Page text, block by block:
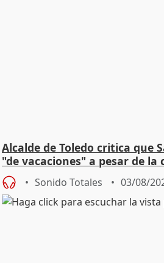
Alcalde de Toledo critica que
"de vacaciones" a pesar de
Sonido Totales 03/08/